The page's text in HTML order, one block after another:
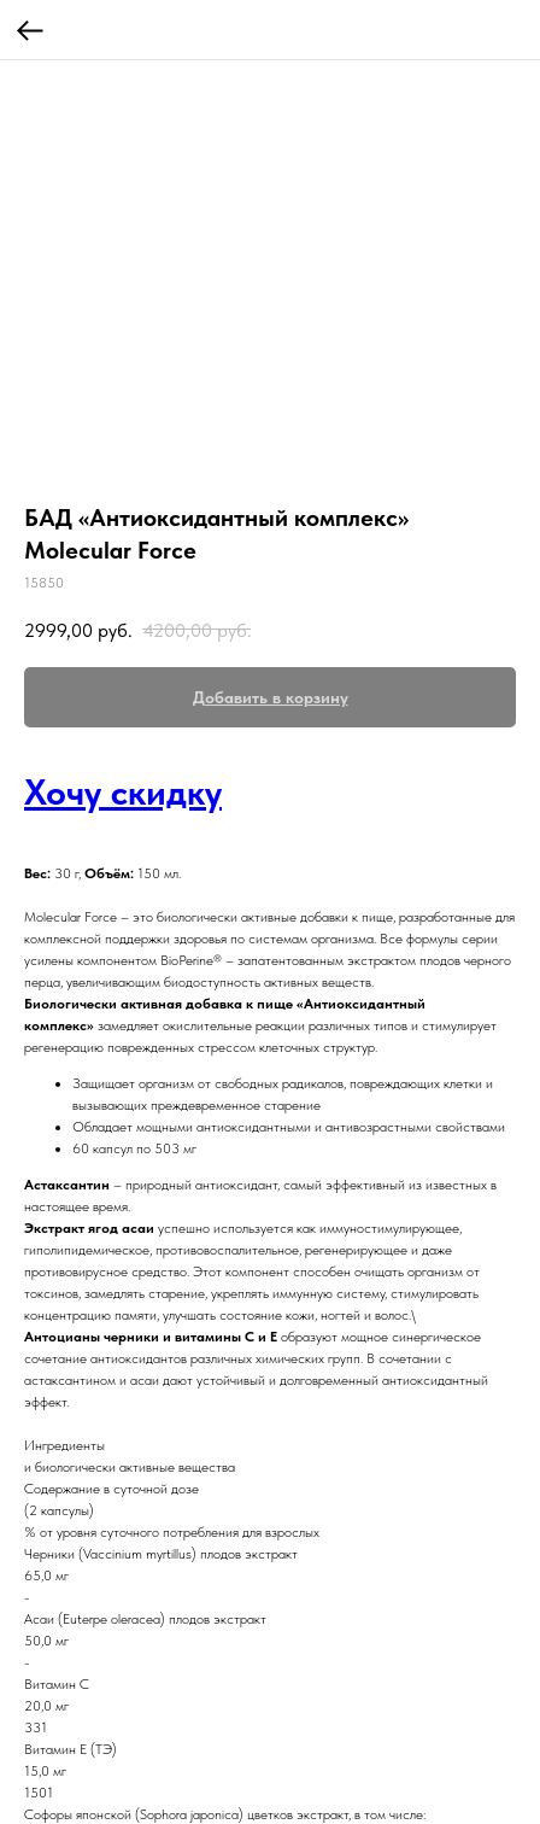
БАД «Антиоксидантный комплекс»
Molecular Force
15850
2999,00 руб. 4200,00 руб.
Добавить в корзину
Хочу скидку
Вес: 30 г, Объём: 150 мл.
Molecular Force – это биологически активные добавки к пище, разработанные для
комплексной поддержки здоровья по системам организма. Все формулы серии
усилены компонентом BioPerine® – запатентованным экстрактом плодов черного
перца, увеличивающим биодоступность активных веществ.
Биологически активная добавка к пище «Антиоксидантный
комплекс» замедляет окислительные реакции различных типов и стимулирует
регенерацию поврежденных стрессом клеточных структур.
Защищает организм от свободных радикалов, повреждающих клетки и
вызывающих преждевременное старение
Обладает мощными антиоксидантными и антивозрастными свойствами
60 капсул по 503 мг
Астаксантин – природный антиоксидант, самый эффективный из известных в
настоящее время.
Экстракт ягод асаи успешно используется как иммуностимулирующее,
гиполипидемическое, противовоспалительное, регенерирующее и даже
противовирусное средство. Этот компонент способен очищать организм от
токсинов, замедлять старение, укреплять иммунную систему, стимулировать
концентрацию памяти, улучшать состояние кожи, ногтей и волос.\
Антоцианы черники и витамины С и Е образуют мощное синергическое
сочетание антиоксидантов различных химических групп. В сочетании с
астаксантином и асаи дают устойчивый и долговременный антиоксидантный
эффект.
Ингредиенты
и биологически активные вещества
Содержание в суточной дозе
(2 капсулы)
% от уровня суточного потребления для взрослых
Черники (Vaccinium myrtillus) плодов экстракт
65,0 мг
-
Асаи (Euterpe oleracea) плодов экстракт
50,0 мг
-
Витамин C
20,0 мг
331
Витамин E (ТЭ)
15,0 мг
1501
Софоры японской (Sophora japonica) цветков экстракт, в том числе: